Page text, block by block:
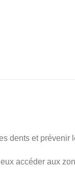
dents et prévenir
accéder aux